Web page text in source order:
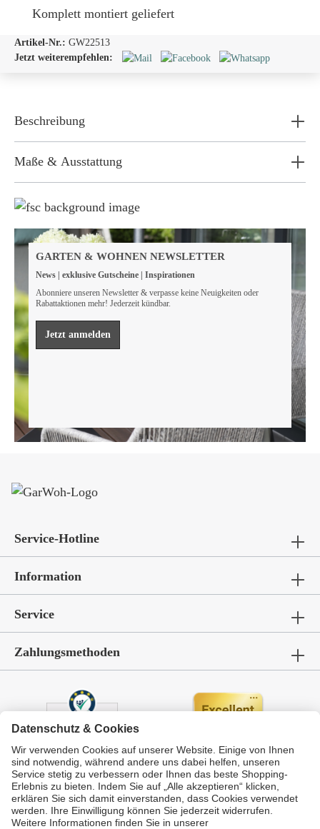
Komplett montiert geliefert
Artikel-Nr.: GW22513
Jetzt weiterempfehlen:
Beschreibung
Maße & Ausstattung
Wir sind FSC® zertifiziert
leisten müssen, um unsere natürlichen Ressourcen zu
bewahren.
Mehr erfahren
GARTEN & WOHNEN NEWSLETTER
News | exklusive Gutscheine | Inspirationen
Abonniere unseren Newsletter & verpasse keine Neuigkeiten oder
Rabattaktionen mehr! Jederzeit kündbar.
Jetzt anmelden
Service-Hotline
Information
Service
Zahlungsmethoden
Durchschnittliche Bewertung von GarWoh – Gartenmöbel & Wohnen